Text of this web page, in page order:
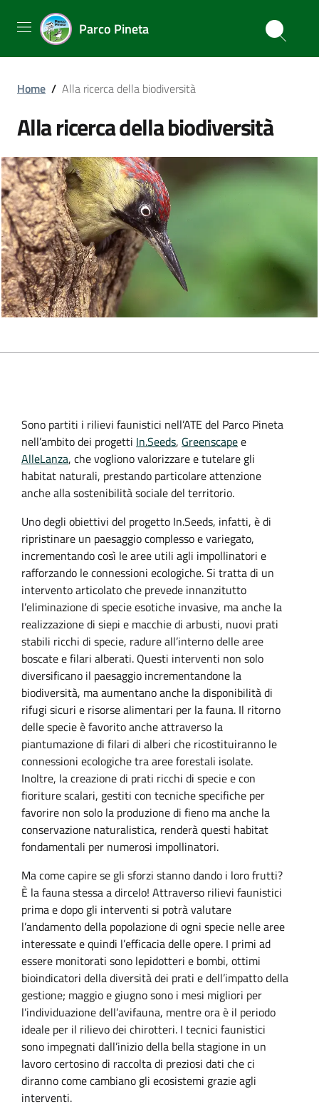
Parco Pineta
Home / Alla ricerca della biodiversità
Alla ricerca della biodiversità
Sono partiti i rilievi faunistici nell’ATE del Parco Pineta
nell’ambito dei progetti In.Seeds, Greenscapee
AlleLanza, che vogliono valorizzare e tutelare gli
habitat naturali, prestando particolare attenzione
anche alla sostenibilità sociale del territorio.
Uno degli obiettivi del progetto In.Seeds, infatti, è di
ripristinare un paesaggio complesso e variegato,
incrementando così le aree utili agli impollinatori e
rafforzando le connessioni ecologiche. Si tratta di un
intervento articolato che prevede innanzitutto
l’eliminazione di specie esotiche invasive, ma anche la
realizzazione di siepi e macchie di arbusti, nuovi prati
stabili ricchi di specie, radure all’interno delle aree
boscate e filari alberati. Questi interventi non solo
diversificano il paesaggio incrementandone la
biodiversità, ma aumentano anche la disponibilità di
rifugi sicuri e risorse alimentari per la fauna. Il ritorno
delle specie è favorito anche attraverso la
piantumazione di filari di alberi che ricostituiranno le
connessioni ecologiche tra aree forestali isolate.
Inoltre, la creazione di prati ricchi di specie e con
fioriture scalari, gestiti con tecniche specifiche per
favorire non solo la produzione di fieno ma anche la
conservazione naturalistica, renderà questi habitat
fondamentali per numerosi impollinatori.
Ma come capire se gli sforzi stanno dando i loro frutti?
È la fauna stessa a dircelo! Attraverso rilievi faunistici
prima e dopo gli interventi si potrà valutare
l’andamento della popolazione di ogni specie nelle aree
interessate e quindi l’efficacia delle opere. I primi ad
essere monitorati sono lepidotteri e bombi, ottimi
bioindicatori della diversità dei prati e dell’impatto della
gestione; maggio e giugno sono i mesi migliori per
l’individuazione dell’avifauna, mentre ora è il periodo
ideale per il rilievo dei chirotteri. I tecnici faunistici
sono impegnati dall’inizio della bella stagione in un
lavoro certosino di raccolta di preziosi dati che ci
diranno come cambiano gli ecosistemi grazie agli
interventi.